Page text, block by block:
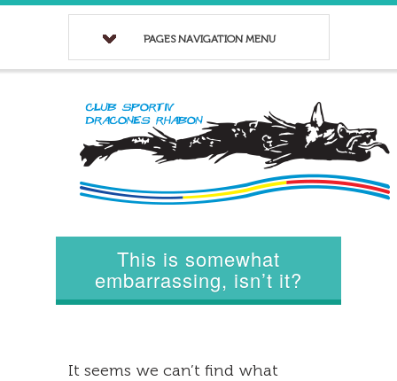
PAGES NAVIGATION MENU
This is somewhat
embarrassing, isn’t it?
It seems we can’t find what